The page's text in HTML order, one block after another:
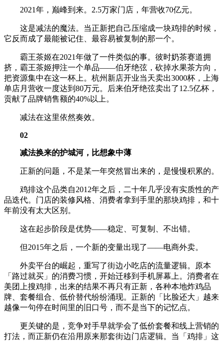
2021年，巅峰到来。2.5万家门店，年营收70亿元。
这是减法的魔法。当正新把自己压缩成一块鸡排的时候，
它反而成了最能被记住、最容易被复制的那一个。
霸王茶姬在2021年做了一件类似的事。彼时奶茶赛道拥
挤，霸王茶姬押注一个单品——伯牙绝弦，砍掉水果茶方向，
把资源集中在这一杯上。杭州新店开业当天卖出3000杯，上海
单店月营收一度达到80万元。后来伯牙绝弦卖出了12.5亿杯，
贡献了品牌销售额的40%以上。
减法在这里依然奏效。
02
减法换来的护城河，比想象中薄
正新的问题，不是某一年突然冒出来的，是慢慢积累的。
鸡排这个品类自2012年之后，二十年几乎没有实质性的产
品迭代。门店的装修风格、消费者拿到手里的那块鸡排，和十
年前没有太大区别。
这在起步阶段是优势——稳定、可复制、不出错。
但2015年之后，一个新的变量出现了——电商外卖。
外卖平台的崛起，重写了街边小吃店的流量逻辑。原本
「路过就买」的消费习惯，开始迁移到手机屏幕上。消费者在
美团上搜鸡排，出来的结果不再只有正新，各种本地炸鸡品
牌、套餐组合、低价替代纷纷涌现。正新的「比脸还大」越来
越像一句停在时间里的旧口号，而不是当下的记忆点。
更关键的是，竞争对手早就学会了低价套餐和线上营销的
打法，而正新仍在沿用原来那套街边门店逻辑。当「鸡排」这